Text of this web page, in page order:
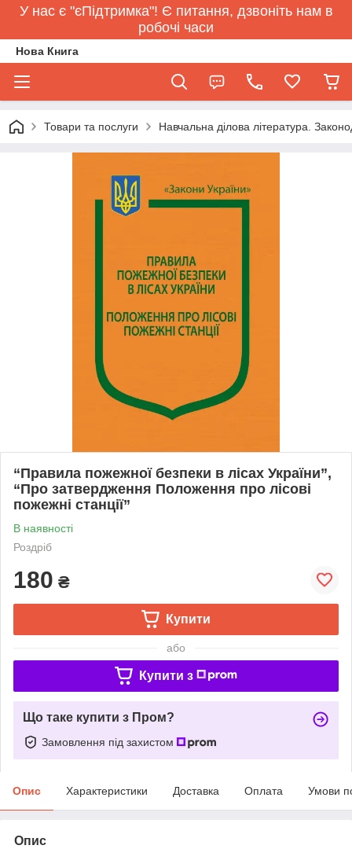
У нас є "єПідтримка"! Є питання, дзвоніть нам в
робочі часи
Нова Книга
Товари та послуги Навчальна ділова література.
“Правила пожежної безпеки в лісах України”,
“Про затвердження Положення про лісові
пожежні станції”
В наявності
Роздріб
180 ₴
Купити
або
Купити з
Що таке купити з Пром?
Замовлення під захистом
Опис Характеристики Доставка Оплата Умови
Опис